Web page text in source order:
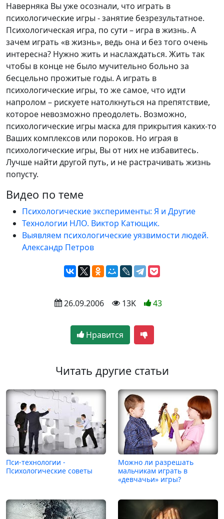
Наверняка Вы уже осознали, что играть в
психологические игры - занятие безрезультатное.
Психологическая игра, по сути – игра в жизнь. А
зачем играть «в жизнь», ведь она и без того очень
интересна? Нужно жить и наслаждаться. Жить так
чтобы в конце не было мучительно больно за
бесцельно прожитые годы. А играть в
психологические игры, то же самое, что идти
напролом – рискуете натолкнуться на препятствие,
которое невозможно преодолеть. Возможно,
психологические игры маска для прикрытия каких-то
Ваших комплексов или пороков. Но играя в
психологические игры, Вы от них не избавитесь.
Лучше найти другой путь, и не растрачивать жизнь
попусту.
Видео по теме
Психологические эксперименты: Я и Другие
Технологии НЛО. Виктор Катющик.
Выявляем психологические уязвимости людей.
Александр Петров
26.09.2006 13K 43
Нравится
Читать другие статьи
Пси-технологии -
Психологические советы
Можно ли разрешать
мальчикам играть в
«девчачьи» игры?